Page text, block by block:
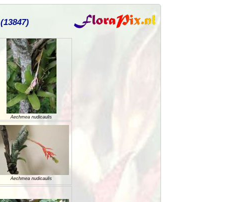
(13847)
Aechmea nudicaulis
Aechmea nudicaulis